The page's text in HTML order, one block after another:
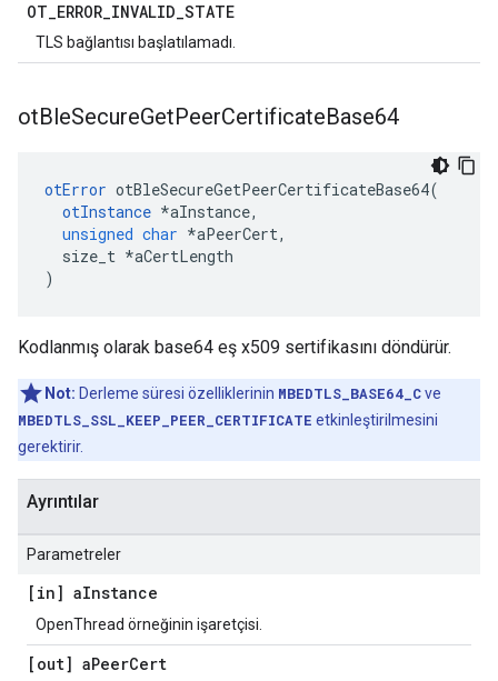
OT_ERROR_INVALID_STATE
TLS bağlantısı başlatılamadı.
otBleSecureGetPeerCertificateBase64
otError otBleSecureGetPeerCertificateBase64(
otInstance *aInstance,
unsigned char *aPeerCert,
size_t *aCertLength
)
Kodlanmış olarak base64 eş x509 sertifikasını döndürür.
Not: Derleme süresi özelliklerinin MBEDTLS_BASE64_Cve
MBEDTLS_SSL_KEEP_PEER_CERTIFICATE etkinleştirilmesini
gerektirir.
Ayrıntılar
Parametreler
[in] aInstance
OpenThread örneğinin işaretçisi.
[out] aPeerCert